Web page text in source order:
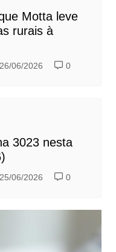
Motta leve
rurais à
26/06/2026 0
3023 nesta
25/06/2026 0